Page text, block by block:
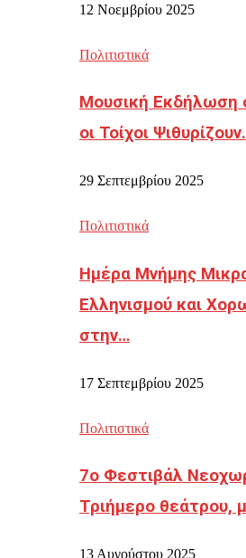
12 Νοεμβρίου 2025
Πολιτιστικά
Μουσική Εκδήλωση
οι Τοίχοι
29 Σεπτεμβρίου 2025
Πολιτιστικά
Ημέρα Μνήμης
Ελληνισμού και
στην…
17 Σεπτεμβρίου 2025
Πολιτιστικά
7ο Φεστιβάλ
Τριήμερο θεάτρου,
13 Αυγούστου 2025